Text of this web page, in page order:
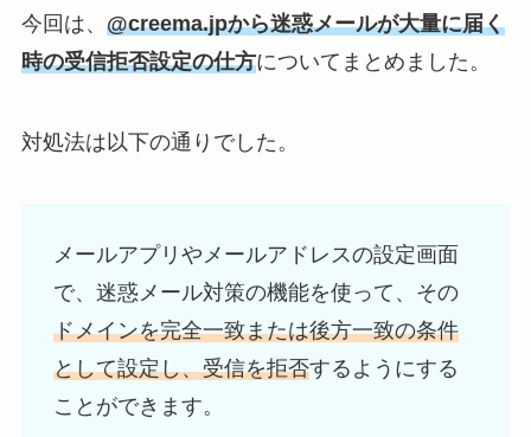
今回は、 @creema.jpから迷惑メールが大量に届く
時の受信拒否設定の仕方についてまとめました。
対処法は以下の通りでした。
メールアプリやメールアドレスの設定画面
で、迷惑メール対策の機能を使って、その
ドメインを完全一致または後方一致の条件
として設定し、受信を拒否するようにする
ことができます。